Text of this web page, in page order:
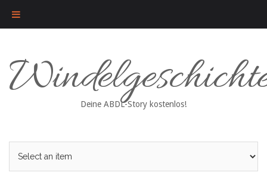
content
Deine ABDL-Story kostenlos!